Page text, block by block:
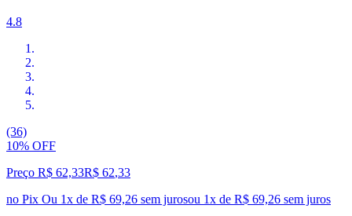
4.8
(36)
10% OFF
Preço R$ 62,33R$ 62,33
no Pix Ou 1x de R$ 69,26 sem jurosou 1x de R$ 69,26 sem juros